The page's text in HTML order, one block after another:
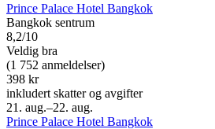
Prince Palace Hotel Bangkok
Bangkok sentrum
8,2/10
Veldig bra
(1 752 anmeldelser)
398 kr
inkludert skatter og avgifter
21. aug.–22. aug.
Prince Palace Hotel Bangkok